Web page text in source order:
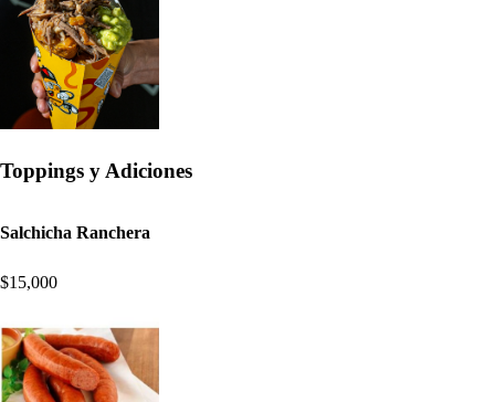
Toppings y Adiciones
Salchicha Ranchera
$15,000